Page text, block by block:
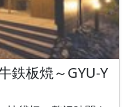
鉄板焼～GYU-Y